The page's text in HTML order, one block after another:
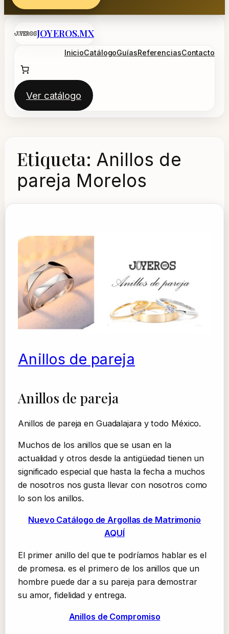
Saltar
JOYEROS.MX
InicioCatálogoGuíasReferenciasContacto
Ver catálogo
Etiqueta: Anillos de
pareja Morelos
Anillos de pareja
Anillos de pareja
Anillos de pareja en Guadalajara y todo México.
Muchos de los anillos que se usan en la
actualidad y otros desde la antigüedad tienen un
significado especial que hasta la fecha a muchos
de nosotros nos gusta llevar con nosotros como
lo son los anillos.
Nuevo Catálogo de Argollas de Matrimonio
AQUÍ
El primer anillo del que te podríamos hablar es el
de promesa. es el primero de los anillos que un
hombre puede dar a su pareja para demostrar
su amor, fidelidad y entrega.
Anillos de Compromiso